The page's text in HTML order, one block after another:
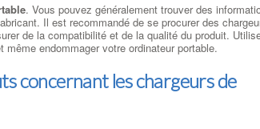
. Vous pouvez généralement trouver des
Il est recommandé de se procurer des
de la compatibilité et de la qualité du produit.
endommager votre ordinateur portable.
concernant les chargeurs de